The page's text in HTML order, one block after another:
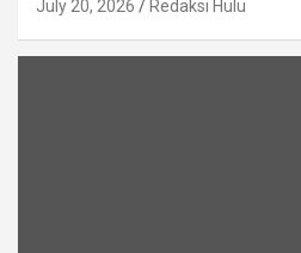
July 20, 2026 Redaksi Hulu